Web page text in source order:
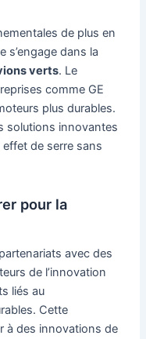
de plus en
s’engage dans la
verts. Le
comme GE
plus durables.
solutions innovantes
de serre sans
pour la
avec des
de l’innovation
liés au
Cette
à des innovations de